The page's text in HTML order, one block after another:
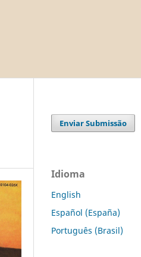
Enviar Submissão
Idioma
English
Español (España)
Português (Brasil)